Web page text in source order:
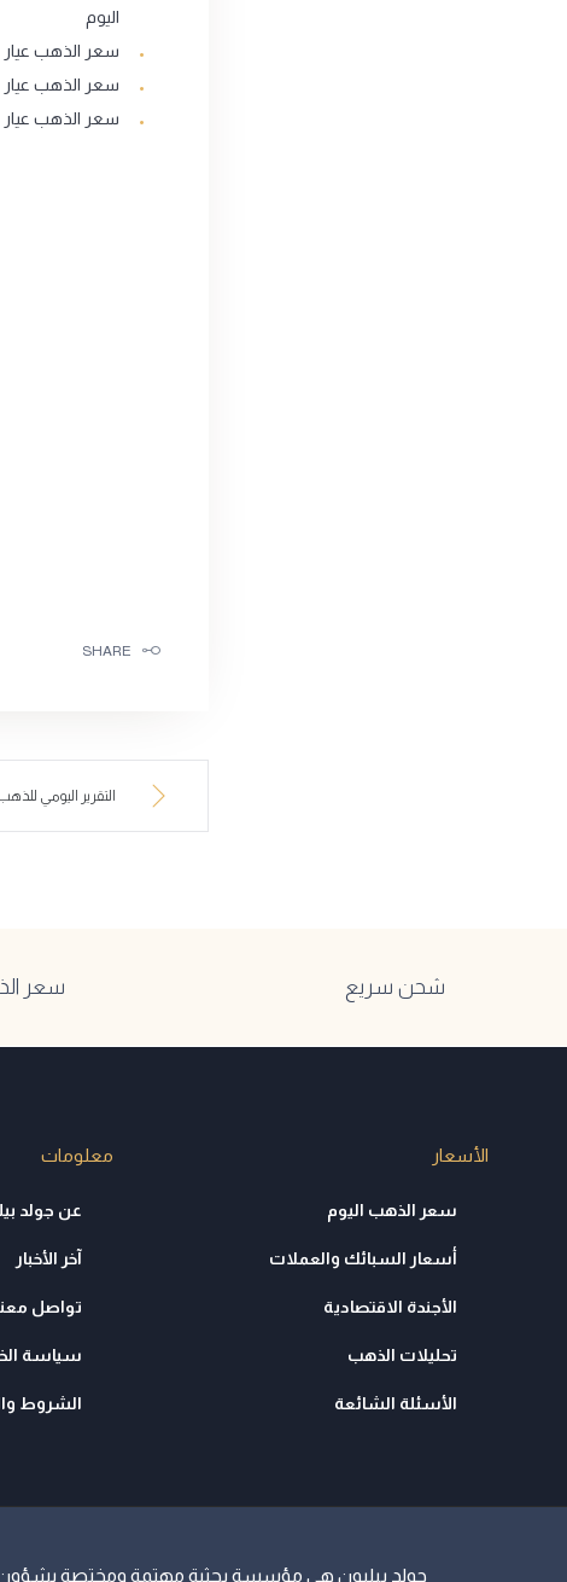
اليوم
سعر الذهب عيار 21
سعر الذهب عيار 24
سعر الذهب عيار 18
SHARE
التقرير اليومي للذهب
شحن سريع سعر
الأسعار
سعر الذهب اليوم
أسعار السبائك والعملات
الأجندة الاقتصادية
تحليلات الذهب
الأسئلة الشائعة
معلومات
عن جولد
آخر الأخبار
تواصل
سياسة
الشروط
جولد بيليون هي مؤسسة بحثية مهتمة ومختصة بشؤون